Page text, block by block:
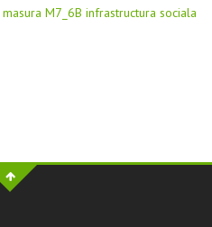
M7_6B infrastructura sociala